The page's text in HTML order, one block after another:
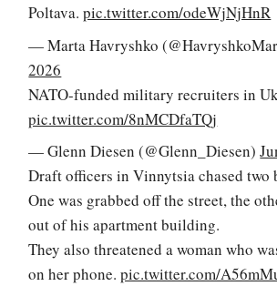
Poltava.pic.twitter.com/odeWjNjHnR
— Marta Havryshko
2026
NATO-funded military recruiters in
pic.twitter.com/8nMCDfaTQj
— Glenn Diesen (@Glenn_Diesen)
Draft officers in Vinnytsia chased two
One was grabbed off the street, the
out of his apartment building.
They also threatened a woman who
on her phone.pic.twitter.com/